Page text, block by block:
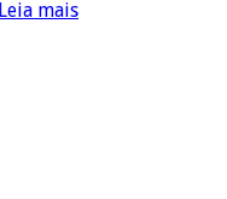
Leia mais